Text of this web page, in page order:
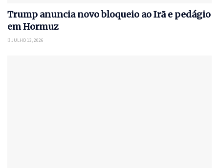
Trump anuncia novo bloqueio ao Irã e pedágio
em Hormuz
JULHO 13, 2026